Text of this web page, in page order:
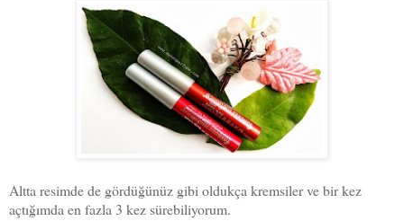
Altta resimde de gördüğünüz gibi oldukça kremsiler ve bir kez
açtığımda en fazla 3 kez sürebiliyorum.